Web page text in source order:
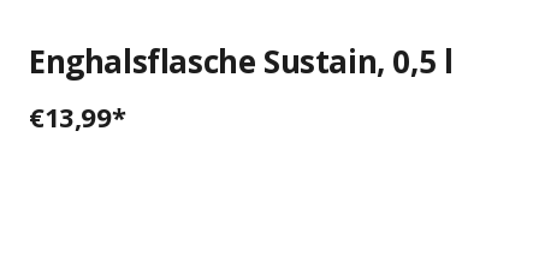
Enghalsflasche Sustain, 0,5 l
€13,99*